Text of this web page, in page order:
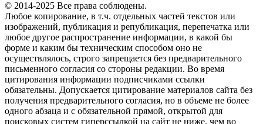
© 2014-2025 Все права соблюдены.
Любое копирование, в т.ч. отдельных частей текстов или
изображений, публикация и републикация, перепечатка или
любое другое распространение информации, в какой бы
форме и каким бы техническим способом оно не
осуществлялось, строго запрещается без предварительного
письменного согласия со стороны редакции. Во время
цитирования информации подписчиками ссылки
обязательны. Допускается цитирование материалов сайта без
получения предварительного согласия, но в объеме не более
одного абзаца и с обязательной прямой, открытой для
поисковых систем гиперссылкой на сайт не ниже, чем во